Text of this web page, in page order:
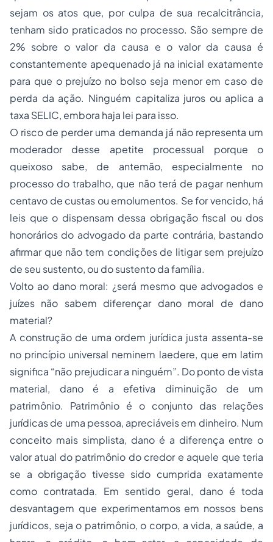
sejam os atos que, por culpa de sua recalcitrância,
tenham sido praticados no processo. São sempre de
2% sobre o valor da causa e o valor da causa é
constantemente apequenado já na inicial exatamente
para que o prejuízo no bolso seja menor em caso de
perda da ação. Ninguém capitaliza juros ou aplica a
taxa SELIC, embora haja lei para isso.
O risco de perder uma demanda já não representa um
moderador desse apetite processual porque o
queixoso sabe, de antemão, especialmente no
processo do trabalho, que não terá de pagar nenhum
centavo de custas ou emolumentos. Se for vencido, há
leis que o dispensam dessa obrigação fiscal ou dos
honorários do advogado da parte contrária, bastando
afirmar que não tem condições de litigar sem prejuízo
de seu sustento, ou do sustento da família.
Volto ao dano moral: ¿será mesmo que advogados e
juízes não sabem diferençar dano moral de dano
material?
A construção de uma ordem jurídica justa assenta-se
no princípio universal neminem laedere, que em latim
significa “não prejudicar a ninguém”. Do ponto de vista
material, dano é a efetiva diminuição de um
patrimônio. Patrimônio é o conjunto das relações
jurídicas de uma pessoa, apreciáveis em dinheiro. Num
conceito mais simplista, dano é a diferença entre o
valor atual do patrimônio do credor e aquele que teria
se a obrigação tivesse sido cumprida exatamente
como contratada. Em sentido geral, dano é toda
desvantagem que experimentamos em nossos bens
jurídicos, seja o patrimônio, o corpo, a vida, a saúde, a